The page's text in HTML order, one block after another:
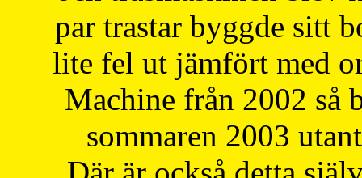
par trastar byggde sitt
lite fel ut jämfört med
Machine från 2002 så
sommaren 2003